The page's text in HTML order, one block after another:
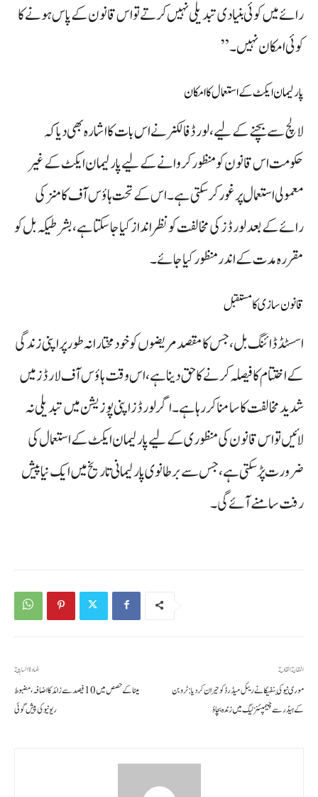
رائے میں کوئی بنیادی تبدیلی نہیں کرتے تو اس قانون کے پاس ہونے کا
کوئی امکان نہیں۔”
پارلیمان ایکٹ کے استعمال کا امکان
لالچ سے بچنے کے لیے، لورڈ فالکنر نے اس بات کا اشارہ بھی دیا کہ
حکومت اس قانون کو منظور کروانے کے لیے پارلیمان ایکٹ کے غیر
معمولی استعمال پر غور کر سکتی ہے۔ اس کے تحت ہاؤس آف کامنز کی
رائے کے بعد لورڈز کی مخالفت کو نظرانداز کیا جا سکتا ہے، بشرطیکہ بل کو
مقررہ مدت کے اندر منظور کیا جائے۔
قانون سازی کا مستقبل
اسسٹڈ ڈائنگ بل، جس کا مقصد مریضوں کو خودمختارانہ طور پر اپنی زندگی
کے اختتام کا فیصلہ کرنے کا حق دینا ہے، اس وقت ہاؤس آف لارڈز میں
شدید مخالفت کا سامنا کر رہا ہے۔ اگر لورڈز اپنی پوزیشن میں تبدیلی نہ
لائیں تو اس قانون کی منظوری کے لیے پارلیمان ایکٹ کے استعمال کی
ضرورت پڑ سکتی ہے، جس سے برطانوی پارلیمانی تاریخ میں ایک نیا پیش
رفت سامنے آئے گی۔
المادة السابقة
میٹا کے حصص میں 10 فیصد سے زائد کا اضافہ، مضبوط
ریونیو کی پیش گوئی
المقالة القادمة
موری نیو کی بنفیکا نے ریئل میڈرڈ کو حیران کر دیا: ٹروبن
کے ہیڈر سے چیمپئنز لیگ میں زندہ بچاؤ